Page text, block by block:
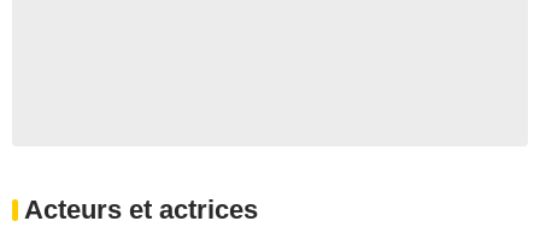
Acteurs et actrices